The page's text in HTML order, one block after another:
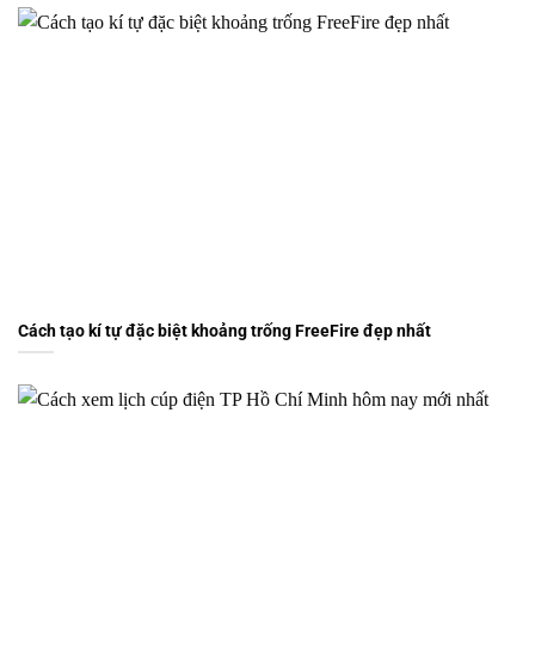
Cách tạo kí tự đặc biệt khoảng trống FreeFire đẹp nhất